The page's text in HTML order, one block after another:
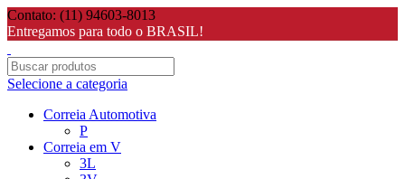
Contato: (11) 94603-8013
Entregamos para todo o BRASIL!
Selecione a categoria
Correia Automotiva
P
Correia em V
3L